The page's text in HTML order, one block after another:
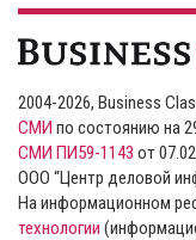
2004-2026, Business
СМИ по состоянию на
СМИ ПИ59-1143 от
ООО “Центр деловой
На информационном
технологии